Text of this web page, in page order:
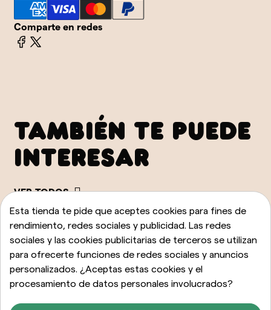
Comparte en redes
TAMBIÉN TE PUEDE
INTERESAR
VER TODOS
Esta tienda te pide que aceptes cookies para fines de
rendimiento, redes sociales y publicidad. Las redes
sociales y las cookies publicitarias de terceros se utilizan
para ofrecerte funciones de redes sociales y anuncios
personalizados. ¿Aceptas estas cookies y el
procesamiento de datos personales involucrados?